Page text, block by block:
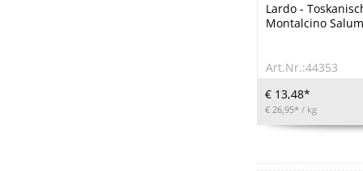
Lardo -
Montalcino
Art.Nr.:44353
€ 13,48*
€ 26,95* / kg